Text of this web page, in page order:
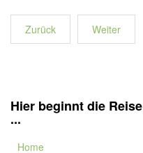
Zurück Weiter
Hier beginnt die Reise
...
Home